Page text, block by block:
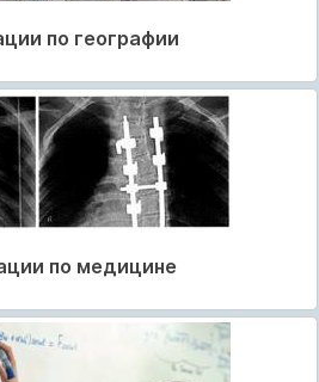
по географии
по медицине